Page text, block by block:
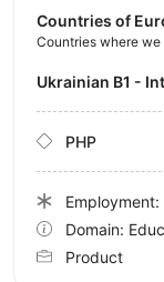
Countries of
Countries where
Ukrainian B1 -
PHP
Employment:
Domain:
Product